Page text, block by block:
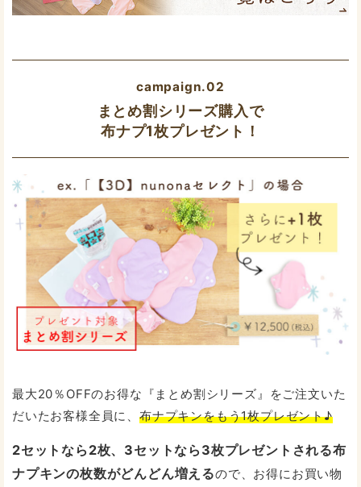
campaign.02
まとめ割シリーズ購入で
布ナプ1枚プレゼント！
最大20％OFFのお得な『まとめ割シリーズ』をご注文いた
だいたお客様全員に、 布ナプキンをもう1枚プレゼント♪
2セットなら2枚、3セットなら3枚プレゼントされる布
ナプキンの枚数がどんどん増えるので、お得にお買い物